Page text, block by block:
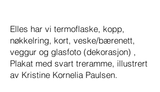
Elles har vi termoflaske, kopp,
nøkkelring, kort, veske/bærenett,
veggur og glasfoto (dekorasjon) ,
Plakat med svart treramme, illustrert
av Kristine Kornelia Paulsen.